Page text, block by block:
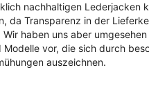
nachhaltigen Lederjacken
da Transparenz in der
haben uns aber
Modelle vor, die sich durch
auszeichnen.